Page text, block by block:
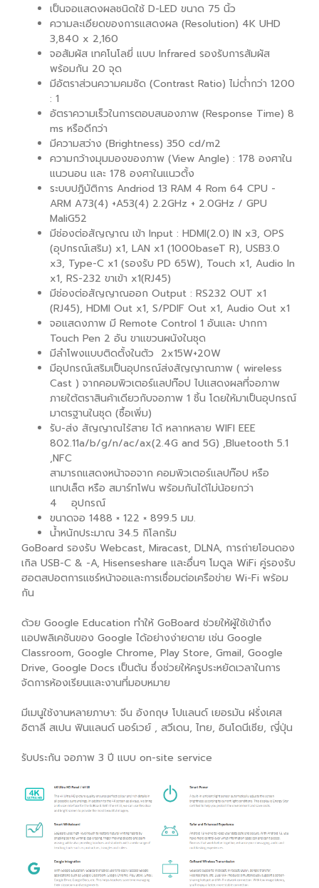
เป็นจอแสดงผลชนิดใช้ D-LED ขนาด 75 นิ้ว
ความละเอียดของการแสดงผล (Resolution) 4K UHD
3,840 x 2,160
จอสัมผัส เทคโนโลยี่ แบบ Infrared รองรับการสัมผัส
พร้อมกัน 20 จุด
มีอัตราส่วนความคมชัด (Contrast Ratio) ไม่ต่ำกว่า 1200
: 1
อัตราความเร็วในการตอบสนองภาพ (Response Time) 8
ms หรือดีกว่า
มีความสว่าง (Brightness) 350 cd/m2
ความกว้างมุมมองของภาพ (View Angle) : 178 องศาใน
แนวนอน และ 178 องศาในแนวตั้ง
ระบบปฎิบัติการ Andriod 13 RAM 4 Rom 64 CPU -
ARM A73(4) +A53(4) 2.2GHz + 2.0GHz / GPU
MaliG52
มีช่องต่อสัญญาณ เข้า Input : HDMI(2.0) IN x3, OPS
(อุปกรณ์เสริม) x1, LAN x1 (1000baseT R), USB3.0
x3, Type-C x1 (รองรับ PD 65W), Touch x1, Audio In
x1, RS-232 ขาเข้า x1(RJ45)
มีช่องต่อสัญญาณออก Output : RS232 OUT x1
(RJ45), HDMI Out x1, S/PDIF Out x1, Audio Out x1
จอแสดงภาพ มี Remote Control 1 อันและ ปากกา
Touch Pen 2 อัน ขาแขวนผนังในชุด
มีลำโพงแบบติดตั้งในตัว 2x15W+20W
มีอุปกรณ์เสริมเป็นอุปกรณ์ส่งสัญญาณภาพ ( wireless
Cast ) จากคอมพิวเตอร์แลปท๊อป ไปแสดงผลที่จอภาพ
ภายใต้ตราสินค้าเดียวกับจอภาพ 1 ชิ้น โดยให้มาเป็นอุปกรณ์
มาตรฐานในชุด (ซื้อเพิ่ม)
รับ-ส่ง สัญญาณไร้สาย ได้ หลากหลาย WIFI EEE
802.11a/b/g/n/ac/ax(2.4G and 5G) ,Bluetooth 5.1
,NFC
สามารถแสดงหน้าจอจาก คอมพิวเตอร์แลปท๊อป หรือ
แทปเล็ต หรือ สมาร์ทโฟน พร้อมกันได้ไม่น้อยกว่า
4 อุปกรณ์
ขนาดจอ 1488 × 122 × 899.5 มม.
น้ำหนักประมาณ 34.5 กิโลกรัม
GoBoard รองรับ Webcast, Miracast, DLNA, การถ่ายโอนดอง
เกิล USB-C & -A, Hisenseshare และอื่นๆ โมดูล WiFi คู่รองรับ
ฮอตสปอตการแชร์หน้าจอและการเชื่อมต่อเครือข่าย Wi-Fi พร้อม
กัน
ด้วย Google Education ทำให้ GoBoard ช่วยให้ผู้ใช้เข้าถึง
แอปพลิเคชันของ Google ได้อย่างง่ายดาย เช่น Google
Classroom, Google Chrome, Play Store, Gmail, Google
Drive, Google Docs เป็นต้น ซึ่งช่วยให้ครูประหยัดเวลาในการ
จัดการห้องเรียนและงานที่มอบหมาย
มีเมนูใช้งานหลายภาษา: จีน อังกฤษ โปแลนด์ เยอรมัน ฝรั่งเศส
อิตาลี สเปน ฟินแลนด์ นอร์เวย์ , สวีเดน, ไทย, อินโดนีเซีย, ญี่ปุ่น
รับประกัน จอภาพ 3 ปี แบบ on-site service